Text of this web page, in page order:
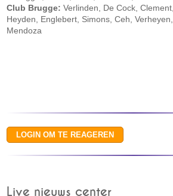
Club Brugge: Verlinden, De Cock,
Heyden, Englebert, Simons, Ceh,
Mendoza
Live nieuws center